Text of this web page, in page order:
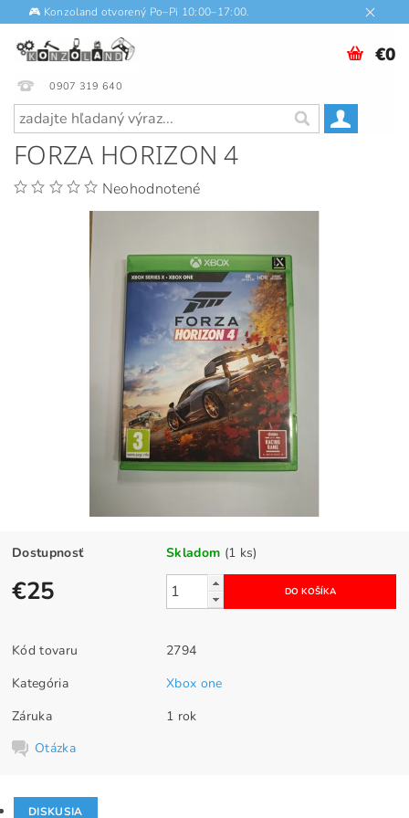
🎮 Konzoland otvorený Po–Pi 10:00–17:00.
0907 319 640
€0
FORZA HORIZON 4
Neohodnotené
Dostupnosť Skladom (1 ks)
€25
Kód tovaru
2794
Kategória
Xbox one
Záruka
1 rok
Otázka
DISKUSIA